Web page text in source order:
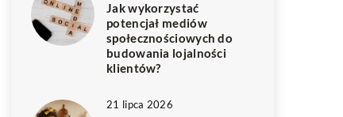
Jak wykorzystać
potencjał mediów
społecznościowych do
budowania lojalności
klientów?
21 lipca 2026